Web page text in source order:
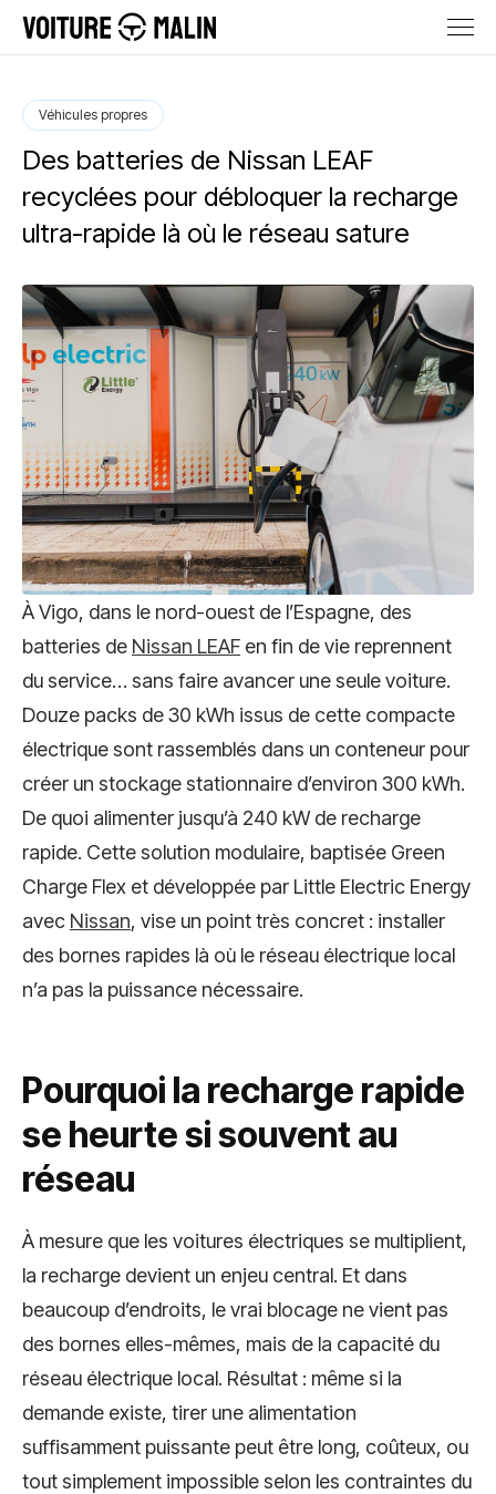
Véhicules propres
Des batteries de Nissan LEAF
recyclées pour débloquer la recharge
ultra-rapide là où le réseau sature
À Vigo, dans le nord-ouest de l’Espagne, des
batteries de Nissan LEAF en fin de vie reprennent
du service… sans faire avancer une seule voiture.
Douze packs de 30 kWh issus de cette compacte
électrique sont rassemblés dans un conteneur pour
créer un stockage stationnaire d’environ 300 kWh.
De quoi alimenter jusqu’à 240 kW de recharge
rapide. Cette solution modulaire, baptisée Green
Charge Flex et développée par Little Electric Energy
avec Nissan, vise un point très concret : installer
des bornes rapides là où le réseau électrique local
n’a pas la puissance nécessaire.
Pourquoi la recharge rapide
se heurte si souvent au
réseau
À mesure que les voitures électriques se multiplient,
la recharge devient un enjeu central. Et dans
beaucoup d’endroits, le vrai blocage ne vient pas
des bornes elles-mêmes, mais de la capacité du
réseau électrique local. Résultat : même si la
demande existe, tirer une alimentation
suffisamment puissante peut être long, coûteux, ou
tout simplement impossible selon les contraintes du